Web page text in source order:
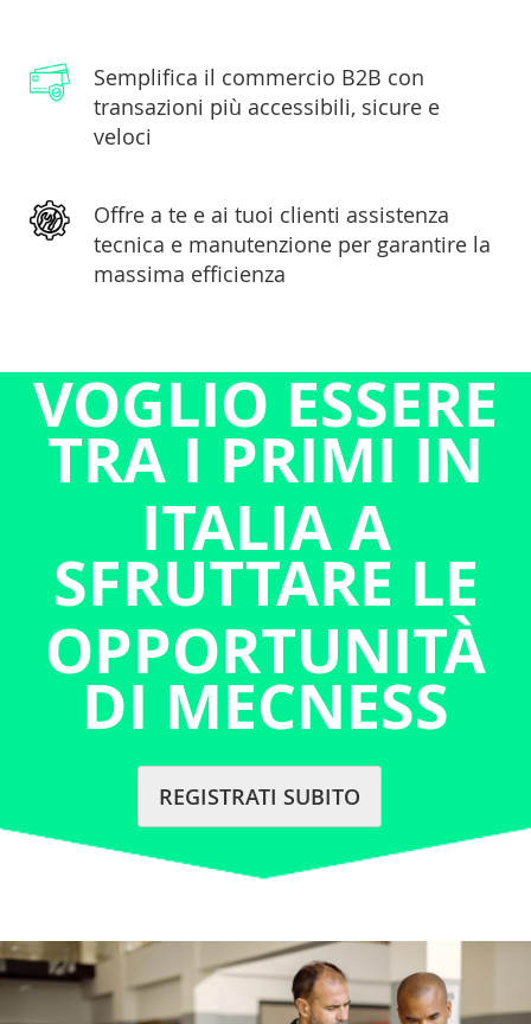
Semplifica il commercio B2B con
transazioni più accessibili, sicure e
veloci
Offre a te e ai tuoi clienti assistenza
tecnica e manutenzione per garantire la
massima efficienza
VOGLIO ESSERE
TRA I PRIMI IN
ITALIA A
SFRUTTARE LE
OPPORTUNITÀ
DI MECNESS
REGISTRATI SUBITO